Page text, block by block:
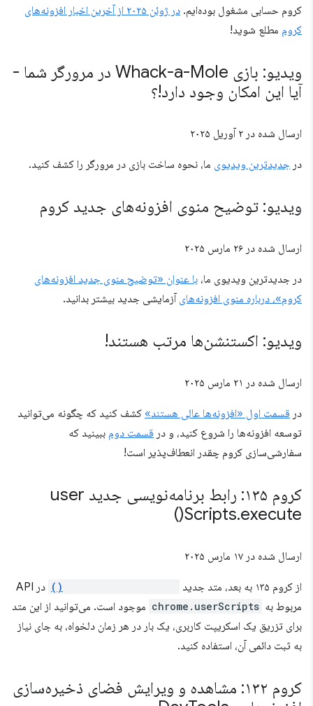
کروم حسابی مشغول بوده‌ایم.
در ژوئن ۲۰۲۵ از آخرین اخبار افزونه‌های
کروممطلع شوید!
ویدیو: بازی Whack-a-Mole در مرورگر شما -
آیا این امکان وجود دارد!؟
ارسال شده در۲ آوریل ۲۰۲۵
در جدیدترین ویدیویما، نحوه ساخت بازی در مرورگر را کشف کنید.
ویدیو: توضیح منوی افزونه‌های جدید کروم
ارسال شده در۲۶ مارس ۲۰۲۵
در جدیدترین ویدیوی ما، با عنوان «توضیح منوی جدید افزونه‌های
کروم»، درباره منوی افزونه‌هایآزمایشی جدید بیشتر بدانید.
ویدیو: اکستنشن‌ها مرتب هستند!
ارسال شده در۲۱ مارس ۲۰۲۵
در قسمت اول «افزونه‌ها عالی هستند»کشف کنید که چگونه می‌توانید
توسعه افزونه‌ها را شروع کنید، و در قسمت دومببینید که
سفارشی‌سازی کروم چقدر انعطاف‌پذیر است!
کروم ۱۳۵: رابط برنامه‌نویسی جدید user
Scripts.execute(
)
ارسال شده در۱۷ مارس ۲۰۲۵
از کروم ۱۳۵ به بعد، متد جدید
در API
مربوط به chrome.userScripts
موجود است. می‌توانید از این متد
برای تزریق یک اسکریپت کاربری، یک بار در هر زمان دلخواه، به جای نیاز
به ثبت دائمی آن، استفاده کنید.
کروم ۱۳۲: مشاهده و ویرایش فضای ذخیره‌سازی